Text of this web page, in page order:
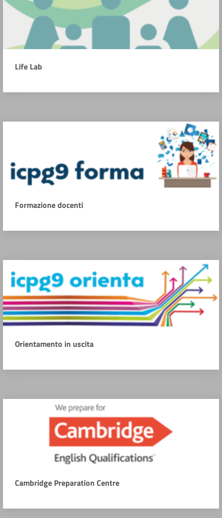
Life Lab
Formazione docenti
Orientamento in uscita
Cambridge Preparation Centre